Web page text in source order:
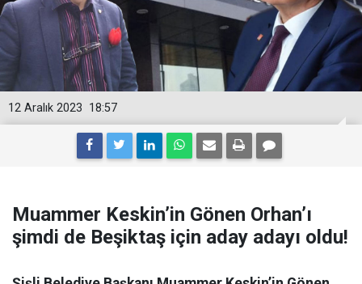
18:57
12 Aralık 2023
Muammer Keskin’in Gönen Orhan’ı
şimdi de Beşiktaş için aday adayı oldu!